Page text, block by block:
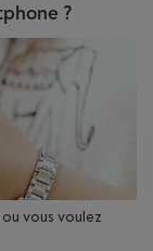
?
vous voulez